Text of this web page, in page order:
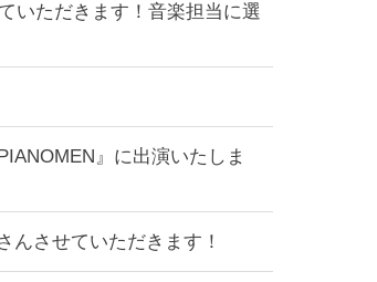
いただきます！音楽担当に選
』に出演いたしま
んさせていただきます！